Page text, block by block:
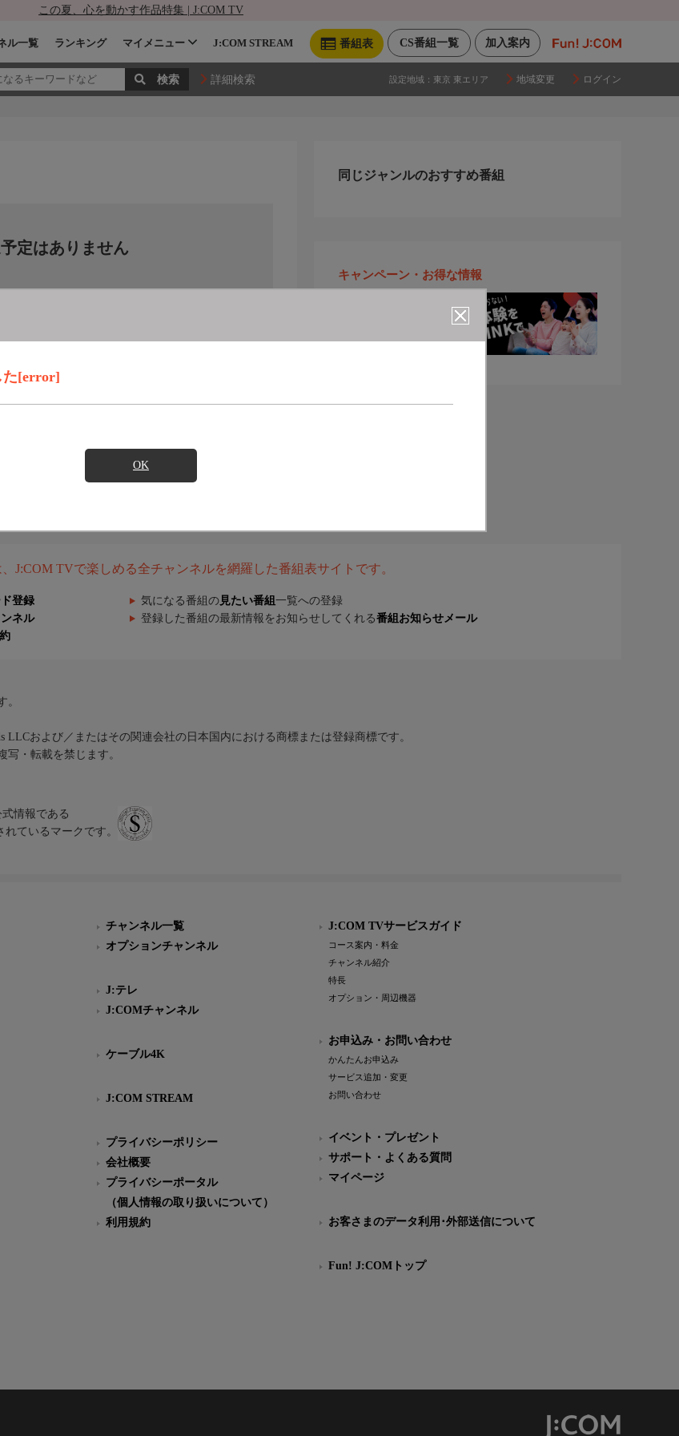
この夏、心を動かす作品特集 | J:COM TV
加入案内
CS番組一覧
番組表
ル一覧 ランキング マイメニュー J:COM STREAM
詳細検索 設定地域： 東京 東エリア 地域変更 ログイン
た[error]
OK
定はありません
同じジャンルのおすすめ番組
キャンペーン・お得な情報
J:COM TVで楽しめる全チャンネルを網羅した番組表サイトです。
登録 気になる番組の 見たい番組 一覧への登録
ネル 登録した番組の最新情報をお知らせしてくれる番組お知らせメール
。
および／またはその関連会社の日本国内における商標または登録商標です。
・転載を禁じます。
情報である
ているマークです。
チャンネル一覧
オプションチャンネル
J:テレ
J:COMチャンネル
ケーブル4K
J:COM STREAM
プライバシーポリシー
会社概要
プライバシーポータル
（個人情報の取り扱いについて）
利用規約
J:COM TVサービスガイド
コース案内・料金
チャンネル紹介
特長
オプション・周辺機器
お申込み・お問い合わせ
かんたんお申込み
サービス追加・変更
お問い合わせ
イベント・プレゼント
サポート・よくある質問
マイページ
お客さまのデータ利用･外部送信について
Fun! J:COMトップ